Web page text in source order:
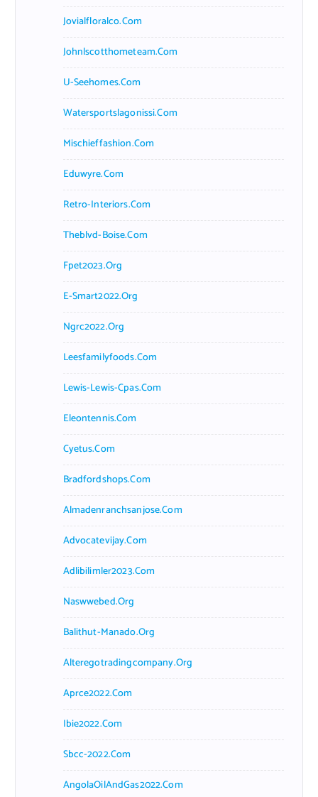
Jovialfloralco.com
Johnlscotthometeam.com
U-Seehomes.com
Watersportslagonissi.com
Mischieffashion.com
Eduwyre.com
Retro-Interiors.com
Theblvd-Boise.com
Fpet2023.org
E-Smart2022.org
Ngrc2022.org
Leesfamilyfoods.com
Lewis-Lewis-Cpas.com
Eleontennis.com
Cyetus.com
Bradfordshops.com
Almadenranchsanjose.com
Advocatevijay.com
Adlibilimler2023.com
Naswwebed.org
Balithut-Manado.org
Alteregotradingcompany.org
Aprce2022.com
Ibie2022.com
Sbcc-2022.com
AngolaOilAndGas2022.com